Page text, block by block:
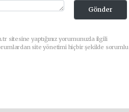
Gönder
sitesine yaptığınız yorumunuzla ilgili
site yönetimi hiçbir şekilde sorumlu